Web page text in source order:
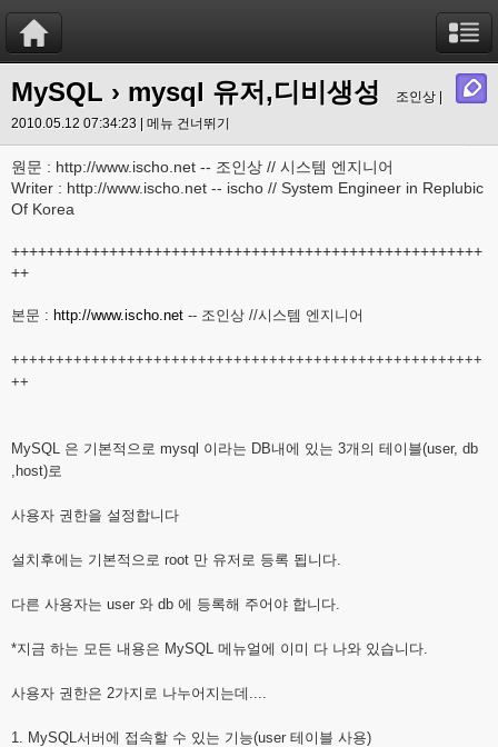
MySQL › mysql 유저,디비생성
조인상 |
2010.05.12 07:34:23 | 메뉴 건너뛰기
원문 : http://www.ischo.net -- 조인상 // 시스템 엔지니어
Writer : http://www.ischo.net -- ischo // System Engineer in Replubic
Of Korea
+++++++++++++++++++++++++++++++++++++++++++++++++++++
++
본문 : http://www.ischo.net -- 조인상 //시스템 엔지니어
+++++++++++++++++++++++++++++++++++++++++++++++++++++
++
MySQL 은 기본적으로 mysql 이라는 DB내에 있는 3개의 테이블(user, db
,host)로
사용자 권한을 설정합니다
설치후에는 기본적으로 root 만 유저로 등록 됩니다.
다른 사용자는 user 와 db 에 등록해 주어야 합니다.
*지금 하는 모든 내용은 MySQL 메뉴얼에 이미 다 나와 있습니다.
사용자 권한은 2가지로 나누어지는데....
1. MySQL서버에 접속할 수 있는 기능(user 테이블 사용)